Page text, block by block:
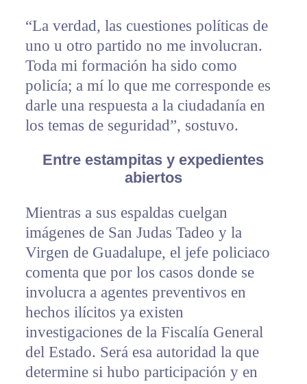
“La verdad, las cuestiones políticas de
uno u otro partido no me involucran.
Toda mi formación ha sido como
policía; a mí lo que me corresponde es
darle una respuesta a la ciudadanía en
los temas de seguridad”, sostuvo.
Entre estampitas y expedientes
abiertos
Mientras a sus espaldas cuelgan
imágenes de San Judas Tadeo y la
Virgen de Guadalupe, el jefe policiaco
comenta que por los casos donde se
involucra a agentes preventivos en
hechos ilícitos ya existen
investigaciones de la Fiscalía General
del Estado. Será esa autoridad la que
determine si hubo participación y en